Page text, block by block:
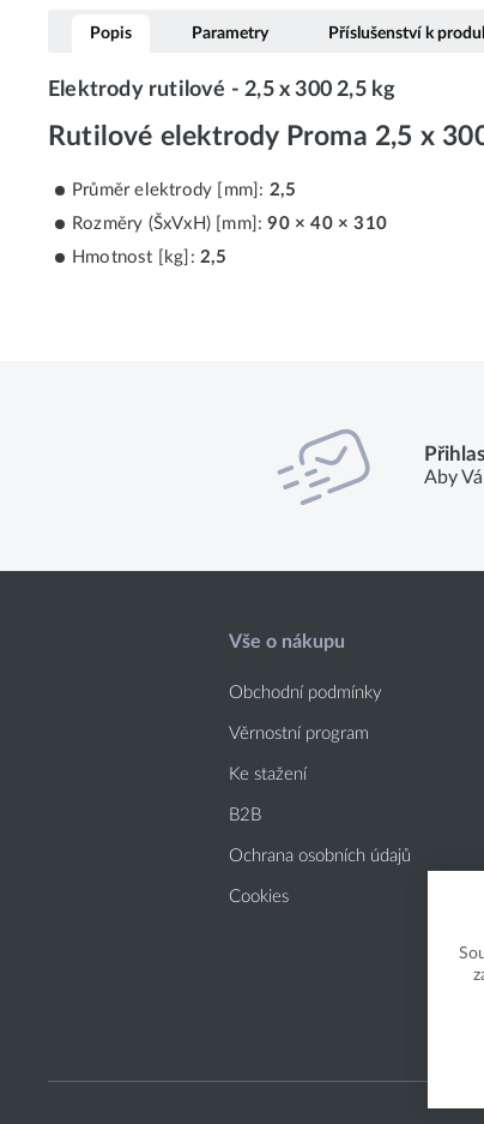
Popis Parametry Příslušenství k
Elektrody rutilové - 2,5 x 300 2,5 kg
Rutilové elektrody Proma 2,5 x
Průměr elektrody [mm]: 2,5
Rozměry (ŠxVxH) [mm]:90 × 40 × 310
Hmotnost [kg]: 2,5
Aby
Vše o nákupu
Obchodní podmínky
Věrnostní program
Ke stažení
B2B
Ochrana osobních údajů
Cookies